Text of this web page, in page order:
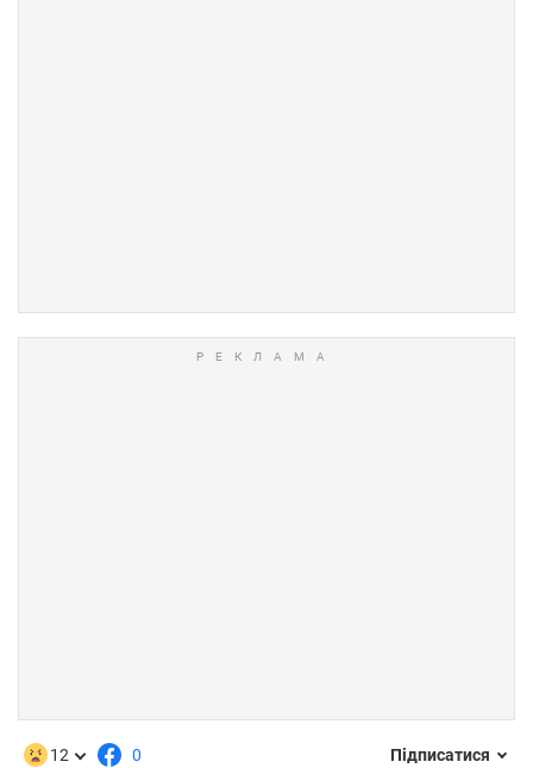
12 0 Підписатися